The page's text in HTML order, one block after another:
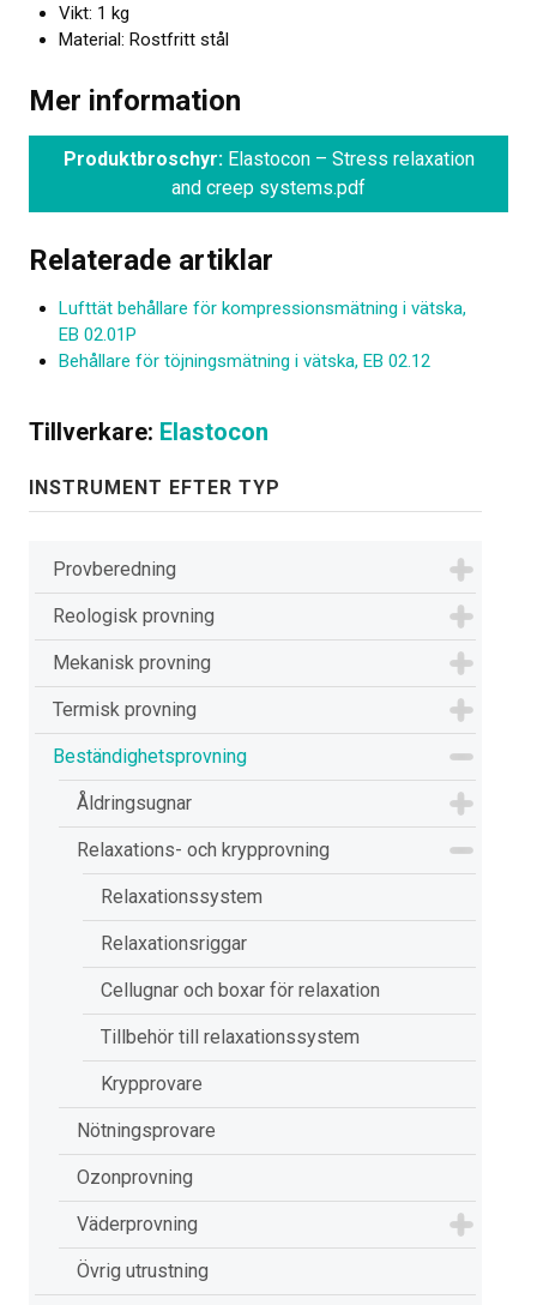
NYHETER
Vikt: 1 kg
Material: Rostfritt stål
Mer information
Produktbroschyr:Elastocon – Stress relaxation
and creep systems.pdf
Relaterade artiklar
Lufttät behållare för kompressions­mätning i vätska,
EB 02.01P
Behållare för töjningsmätning i vätska, EB 02.12
Tillverkare: Elastocon
INSTRUMENT EFTER TYP
Provberedning
Reologisk provning
Mekanisk provning
Termisk provning
Beständighetsprovning
Åldringsugnar
Relaxations- och krypprovning
Relaxationssystem
Relaxationsriggar
Cellugnar och boxar för relaxation
Tillbehör till relaxationssystem
Krypprovare
Nötningsprovare
Ozonprovning
Väderprovning
Övrig utrustning